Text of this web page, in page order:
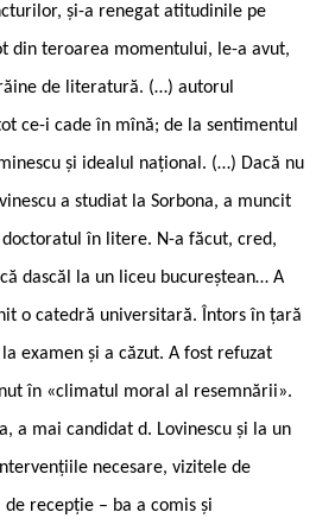
și-a renegat atitudinile pe
din teroarea momentului, le-a avut,
de literatură. (…) autorul
ce-i cade în mînă; de la sentimentul
și idealul național. (…) Dacă nu
a studiat la Sorbona, a muncit
în litere. N-a făcut, cred,
dascăl la un liceu bucureștean… A
o catedră universitară. Întors în țară
examen și a căzut. A fost refuzat
în «climatul moral al resemnării».
a mai candidat d. Lovinescu și la un
necesare, vizitele de
recepție – ba a comis și